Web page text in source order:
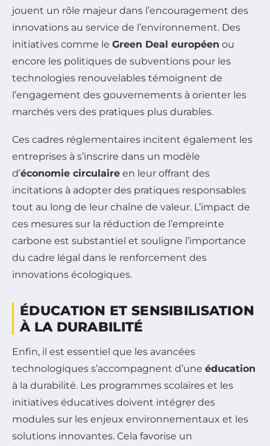
jouent un rôle majeur dans l’encouragement des
innovations au service de l’environnement. Des
initiatives comme le Green Deal européen ou
encore les politiques de subventions pour les
technologies renouvelables témoignent de
l’engagement des gouvernements à orienter les
marchés vers des pratiques plus durables.
Ces cadres réglementaires incitent également les
entreprises à s’inscrire dans un modèle
d’économie circulaire en leur offrant des
incitations à adopter des pratiques responsables
tout au long de leur chaîne de valeur. L’impact de
ces mesures sur la réduction de l’empreinte
carbone est substantiel et souligne l’importance
du cadre légal dans le renforcement des
innovations écologiques.
ÉDUCATION ET SENSIBILISATION
À LA DURABILITÉ
Enfin, il est essentiel que les avancées
technologiques s’accompagnent d’une éducation
à la durabilité. Les programmes scolaires et les
initiatives éducatives doivent intégrer des
modules sur les enjeux environnementaux et les
solutions innovantes. Cela favorise un